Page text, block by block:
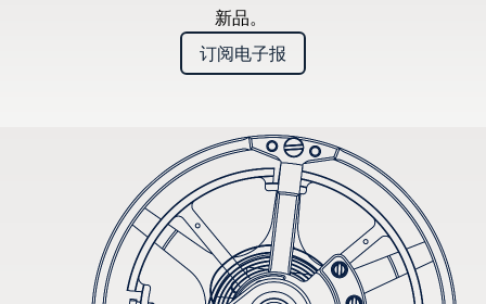
新品。
订阅电子报